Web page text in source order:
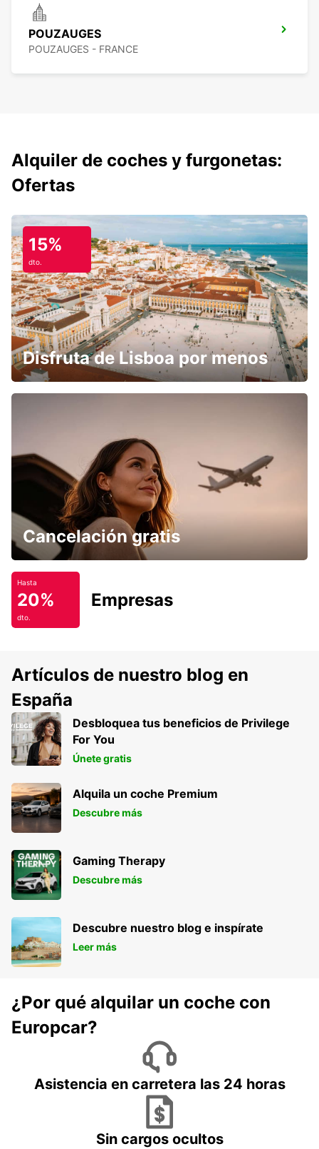
POUZAUGES
POUZAUGES - FRANCE
Alquiler de coches y furgonetas:
Ofertas
15%
dto.
Disfruta de Lisboa por menos
Cancelación gratis
Hasta
20%
dto.
Empresas
Artículos de nuestro blog en
España
Desbloquea tus beneficios de Privilege
For You
Únete gratis
Alquila un coche Premium
Descubre más
Gaming Therapy
Descubre más
Descubre nuestro blog e inspírate
Leer más
¿Por qué alquilar un coche con
Europcar?
Asistencia en carretera las 24 horas
Sin cargos ocultos